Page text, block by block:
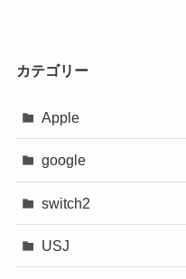
カテゴリー
Apple
google
switch2
USJ